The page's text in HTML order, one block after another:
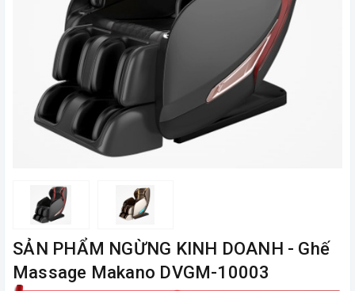
ㅤSẢN PHẨM NGỪNG KINH DOANH - Ghế
Massage Makano DVGM-10003